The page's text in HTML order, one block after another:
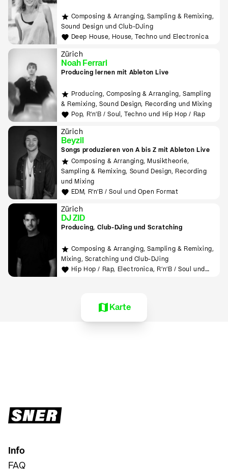
Composing & Arranging, Sampling & Remixing,
Sound Design und Club-DJing
Deep House, House, Techno und Electronica
Zürich
Noah Ferrari
Producing lernen mit Ableton Live
Producing, Composing & Arranging, Sampling
& Remixing, Sound Design, Recording und Mixing
Pop, R'n'B / Soul, Techno und Hip Hop / Rap
Zürich
Beyzil
Songs produzieren von A bis Z mit Ableton Live
Composing & Arranging, Musiktheorie,
Sampling & Remixing, Sound Design, Recording
und Mixing
EDM, R'n'B / Soul und Open Format
Zürich
DJ ZID
Producing, Club-DJing und Scratching
Composing & Arranging, Sampling & Remixing,
Mixing, Scratching und Club-DJing
Hip Hop / Rap, Electronica, R'n'B / Soul und
Karte
Info
FAQ